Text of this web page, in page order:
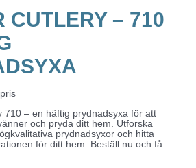
CUTLERY – 710
710 – en häftig prydnadsyxa för att
och pryda ditt hem. Utforska
prydnadsyxor och hitta
för ditt hem. Beställ nu och få